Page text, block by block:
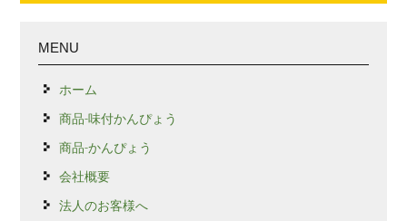
MENU
ホーム
商品-味付かんぴょう
商品-かんぴょう
会社概要
法人のお客様へ